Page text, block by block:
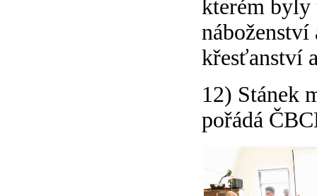
kterém byly
křesťanství
12) Stánek
pořádá